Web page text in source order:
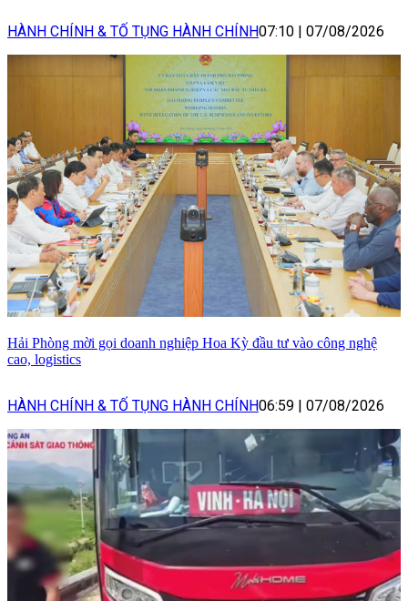
HÀNH CHÍNH & TỐ TỤNG HÀNH CHÍNH07:10 07/08/2026
Hải Phòng mời gọi doanh nghiệp Hoa Kỳ đầu tư vào công nghệ
cao, logistics
HÀNH CHÍNH & TỐ TỤNG HÀNH CHÍNH06:59 07/08/2026